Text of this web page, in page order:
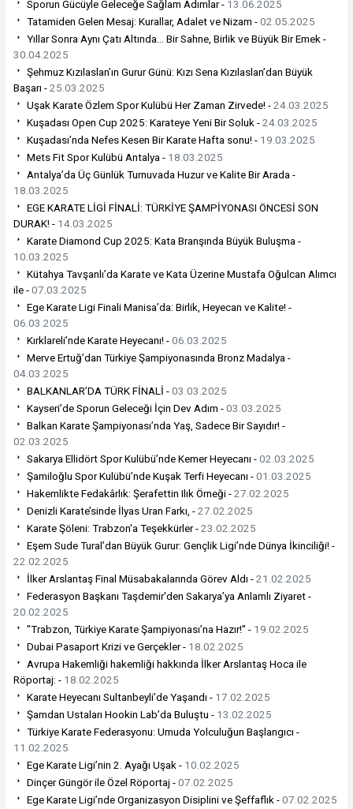
Sporun Gücüyle Geleceğe Sağlam Adımlar - 13.06.2025
Tatamiden Gelen Mesaj: Kurallar, Adalet ve Nizam -02.05.2025
Yıllar Sonra Aynı Çatı Altında… Bir Sahne, Birlik ve Büyük Bir Emek -
30.04.2025
Şehmuz Kızılaslan’ın Gurur Günü: Kızı Sena Kızılaslan’dan Büyük
Başarı -25.03.2025
Uşak Karate Özlem Spor Kulübü Her Zaman Zirvede! -24.03.2025
Kuşadası Open Cup 2025: Karateye Yeni Bir Soluk -24.03.2025
Kuşadası’nda Nefes Kesen Bir Karate Hafta sonu! - 19.03.2025
Mets Fit Spor Kulübü Antalya - 18.03.2025
Antalya’da Üç Günlük Turnuvada Huzur ve Kalite Bir Arada -
18.03.2025
EGE KARATE LİGİ FİNALİ: TÜRKİYE ŞAMPİYONASI ÖNCESİ SON
DURAK! - 14.03.2025
Karate Diamond Cup 2025: Kata Branşında Büyük Buluşma -
10.03.2025
Kütahya Tavşanlı’da Karate ve Kata Üzerine Mustafa Oğulcan Alımcı
ile -07.03.2025
Ege Karate Ligi Finali Manisa’da: Birlik, Heyecan ve Kalite! -
06.03.2025
Kırklareli’nde Karate Heyecanı! -06.03.2025
Merve Ertuğ’dan Türkiye Şampiyonasında Bronz Madalya -
04.03.2025
BALKANLAR’DA TÜRK FİNALİ -03.03.2025
Kayseri’de Sporun Geleceği İçin Dev Adım -03.03.2025
Balkan Karate Şampiyonası’nda Yaş, Sadece Bir Sayıdır! -
02.03.2025
Sakarya Ellidört Spor Kulübü’nde Kemer Heyecanı -02.03.2025
Şamiloğlu Spor Kulübü’nde Kuşak Terfi Heyecanı -01.03.2025
Hakemlikte Fedakârlık: Şerafettin Ilık Örneği -27.02.2025
Denizli Karate’sinde İlyas Uran Farkı, -27.02.2025
Karate Şöleni: Trabzon'a Teşekkürler -23.02.2025
Eşem Sude Tural’dan Büyük Gurur: Gençlik Ligi’nde Dünya İkinciliği! -
22.02.2025
İlker Arslantaş Final Müsabakalarında Görev Aldı -21.02.2025
Federasyon Başkanı Taşdemir'den Sakarya’ya Anlamlı Ziyaret -
20.02.2025
"Trabzon, Türkiye Karate Şampiyonası’na Hazır!" - 19.02.2025
Dubai Pasaport Krizi ve Gerçekler - 18.02.2025
Avrupa Hakemliği hakemliği hakkında İlker Arslantaş Hoca ile
Röportaj: - 18.02.2025
Karate Heyecanı Sultanbeyli’de Yaşandı - 17.02.2025
Şamdan Ustaları Hookin Lab’da Buluştu - 13.02.2025
Türkiye Karate Federasyonu: Umuda Yolculuğun Başlangıcı -
11.02.2025
Ege Karate Ligi’nin 2. Ayağı Uşak - 10.02.2025
Dinçer Güngör ile Özel Röportaj -07.02.2025
Ege Karate Ligi’nde Organizasyon Disiplini ve Şeffaflık -07.02.2025